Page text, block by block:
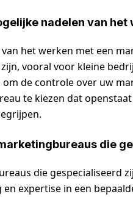
nadelen van
het werken met een
vooral voor kleine
de controle over uw
te kiezen dat
die
die gespecialiseerd
expertise in een